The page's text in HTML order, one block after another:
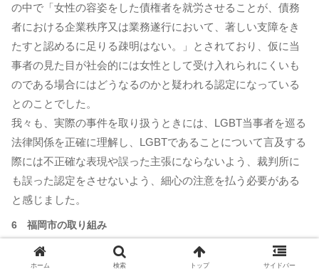
の中で「女性の容姿をした債権者を就労させることが、債務
者における企業秩序又は業務遂行において、著しい支障をき
たすと認めるに足りる疎明はない。」とされており、仮に当
事者の見た目が社会的には女性として受け入れられにくいも
のである場合にはどうなるのかと疑われる認定になっている
とのことでした。
我々も、実際の事件を取り扱うときには、LGBT当事者を巡る
法律関係を正確に理解し、LGBTであることについて言及する
際には不正確な表現や誤った主張にならないよう、裁判所に
も誤った認定をさせないよう、細心の注意を払う必要がある
と感じました。
6 福岡市の取り組み
福岡市のLGBTに関する取り組みについて、人権推進課の合屋
四郎課長からご紹介いただきました。目玉となるのは、パー
ホーム 検索 トップ サイドバー